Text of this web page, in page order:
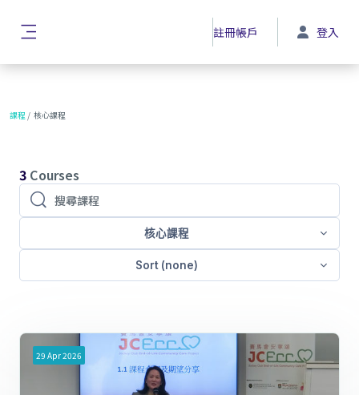
註冊帳戶 登入
課程 核心課程
3 Courses
搜尋課程
搜尋課程
核心課程
Sort (none)
29 Apr2026